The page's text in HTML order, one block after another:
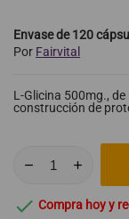
Envase de 120
Por Fairvital
L-Glicina 500mg.,
construcción de
 Compra hoy y